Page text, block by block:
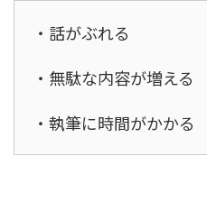
・話がぶれる
・無駄な内容が増える
・執筆に時間がかかる